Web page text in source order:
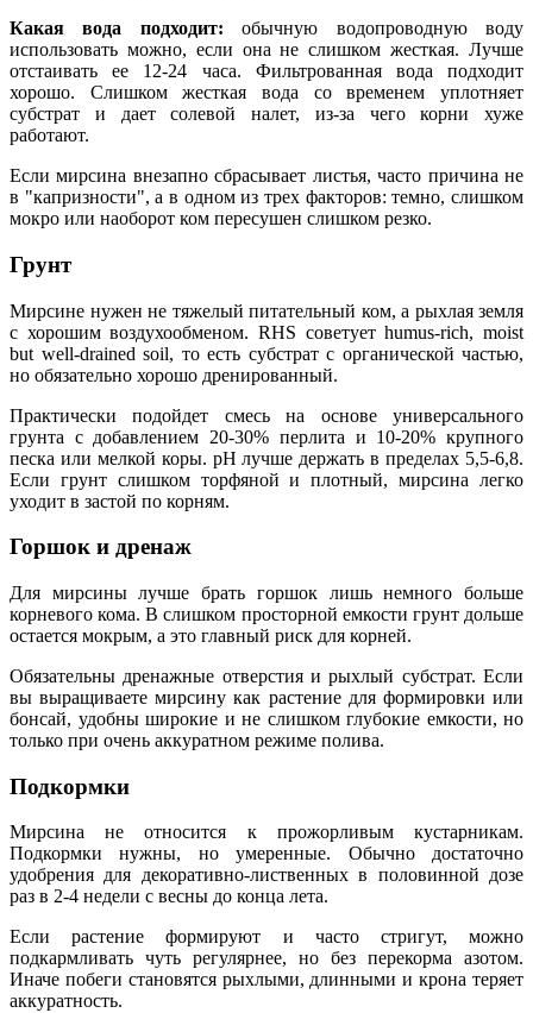
Какая вода подходит: обычную водопроводную воду
использовать можно, если она не слишком жесткая. Лучше
отстаивать ее 12-24 часа. Фильтрованная вода подходит
хорошо. Слишком жесткая вода со временем уплотняет
субстрат и дает солевой налет, из-за чего корни хуже
работают.
Если мирсина внезапно сбрасывает листья, часто причина не
в "капризности", а в одном из трех факторов: темно, слишком
мокро или наоборот ком пересушен слишком резко.
Грунт
Мирсине нужен не тяжелый питательный ком, а рыхлая земля
с хорошим воздухообменом. RHS советует humus-rich, moist
but well-drained soil, то есть субстрат с органической частью,
но обязательно хорошо дренированный.
Практически подойдет смесь на основе универсального
грунта с добавлением 20-30% перлита и 10-20% крупного
песка или мелкой коры. pH лучше держать в пределах 5,5-6,8.
Если грунт слишком торфяной и плотный, мирсина легко
уходит в застой по корням.
Горшок и дренаж
Для мирсины лучше брать горшок лишь немного больше
корневого кома. В слишком просторной емкости грунт дольше
остается мокрым, а это главный риск для корней.
Обязательны дренажные отверстия и рыхлый субстрат. Если
вы выращиваете мирсину как растение для формировки или
бонсай, удобны широкие и не слишком глубокие емкости, но
только при очень аккуратном режиме полива.
Подкормки
Мирсина не относится к прожорливым кустарникам.
Подкормки нужны, но умеренные. Обычно достаточно
удобрения для декоративно-лиственных в половинной дозе
раз в 2-4 недели с весны до конца лета.
Если растение формируют и часто стригут, можно
подкармливать чуть регулярнее, но без перекорма азотом.
Иначе побеги становятся рыхлыми, длинными и крона теряет
аккуратность.